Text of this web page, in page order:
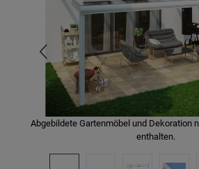
Abgebildete Gartenmöbel und Dekoration
enthalten.